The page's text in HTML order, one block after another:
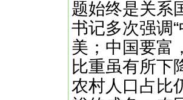
题始终是关系
书记多次强调
美；中国要富
比重虽有所下
农村人口占比